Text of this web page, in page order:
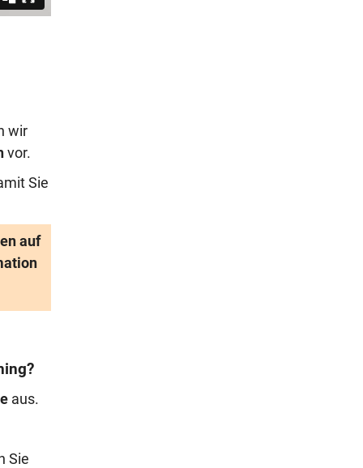
wir
vor.
Sie
auf
aus.
Sie